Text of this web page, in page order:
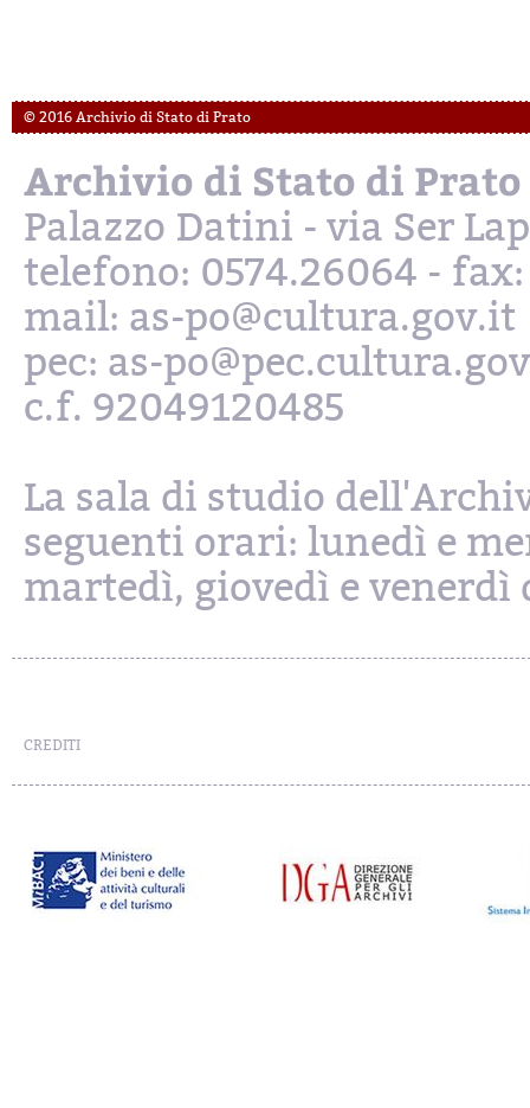
© 2016 Archivio di Stato di Prato
Archivio di Stato di Prato
Palazzo Datini - via Ser
telefono: 0574.26064 - fax:
mail: as-po@cultura.gov.it
pec: as-
c.f. 92049120485
La sala di studio
seguenti orari: lunedì e
martedì, giovedì e venerdì
CREDITI